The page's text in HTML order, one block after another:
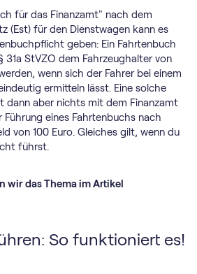
für das Finanzamt" nach dem
(Est) für den Dienstwagen kann es
geben: Ein Fahrtenbuch
31a StVZO dem Fahrzeughalter von
wenn sich der Fahrer bei einem
ermitteln lässt. Eine solche
dann aber nichts mit dem Finanzamt
eines Fahrtenbuchs nach
von 100 Euro. Gleiches gilt, wenn du
führst.
das Thema im Artikel
So funktioniert es!